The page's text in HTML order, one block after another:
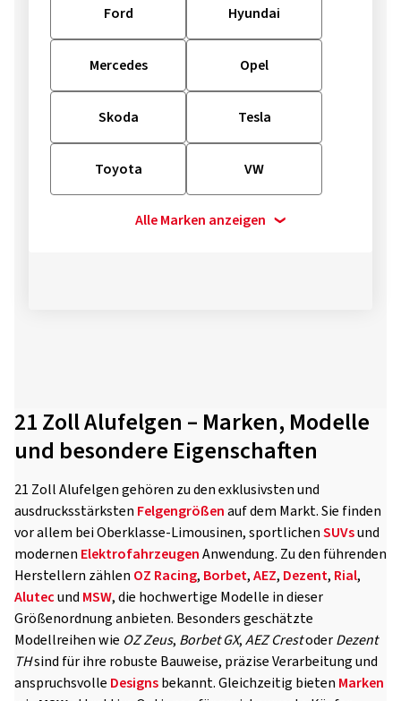
Ford Hyundai
Mercedes Opel
Skoda Tesla
Toyota VW
Alle Marken anzeigen
21 Zoll Alufelgen – Marken, Modelle
und besondere Eigenschaften
21 Zoll Alufelgen gehören zu den exklusivsten und
ausdrucksstärksten Felgengrößenauf dem Markt. Sie finden
vor allem bei Oberklasse-Limousinen, sportlichenSUVsund
modernen ElektrofahrzeugenAnwendung. Zu den führenden
Herstellern zählen OZ Racing, Borbet,AEZ, Dezent, Rial,
Alutecund MSW, die hochwertige Modelle in dieser
Größenordnung anbieten. Besonders geschätzte
Modellreihen wie OZ Zeus, Borbet GX,AEZ CrestoderDezent
THsind für ihre robuste Bauweise, präzise Verarbeitung und
anspruchsvolle Designsbekannt. Gleichzeitig bieten Marken